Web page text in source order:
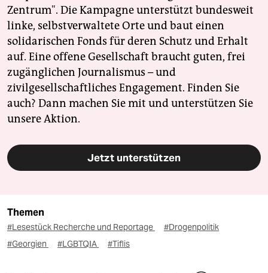
Zentrum". Die Kampagne unterstützt bundesweit
linke, selbstverwaltete Orte und baut einen
solidarischen Fonds für deren Schutz und Erhalt
auf. Eine offene Gesellschaft braucht guten, frei
zugänglichen Journalismus – und
zivilgesellschaftliches Engagement. Finden Sie
auch? Dann machen Sie mit und unterstützen Sie
unsere Aktion.
Jetzt unterstützen
Themen
#Lesestück Recherche und Reportage
#Drogenpolitik
#Georgien
#LGBTQIA #Tiflis